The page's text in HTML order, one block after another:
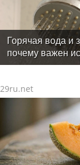
Горячая вода и
почему важен
29ru.net